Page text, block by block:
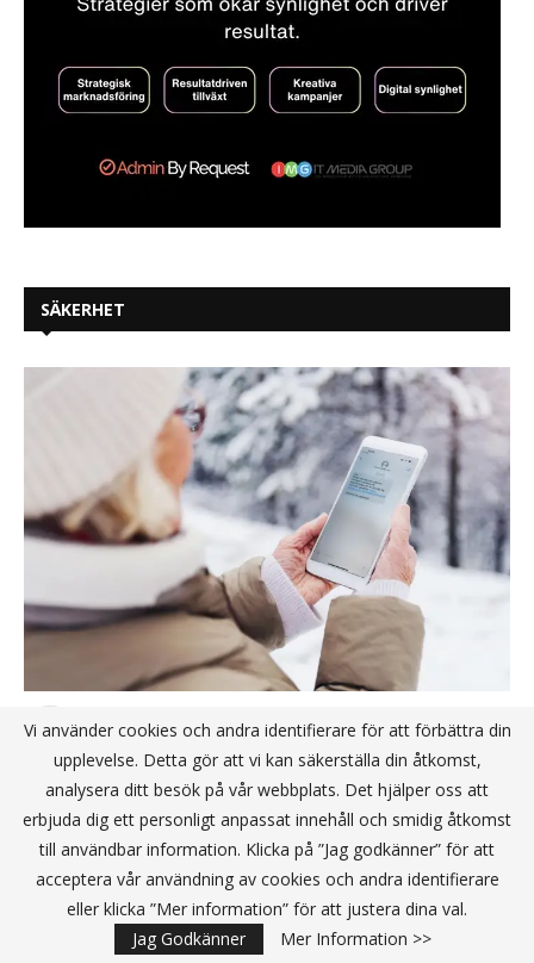
SÄKERHET
Bedrägerierna fortsätter att öka –
sparbanken fortsätter satsa
proaktivt
General Dynamics European Land Systems och
Clavister demonstrerar AI-driven cybersäkerhet
på FEINDEF 2025
Vi använder cookies och andra identifierare för att förbättra din
upplevelse. Detta gör att vi kan säkerställa din åtkomst,
analysera ditt besök på vår webbplats. Det hjälper oss att
erbjuda dig ett personligt anpassat innehåll och smidig åtkomst
till användbar information. Klicka på ”Jag godkänner” för att
acceptera vår användning av cookies och andra identifierare
eller klicka ”Mer information” för att justera dina val.
Jag Godkänner
Mer Information >>